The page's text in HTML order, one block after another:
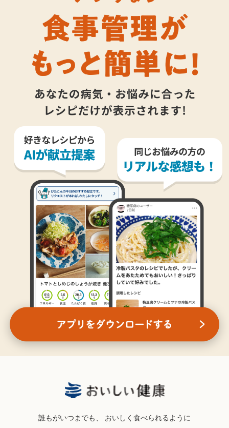
誰もがいつまでも、 おいしく食べられるように